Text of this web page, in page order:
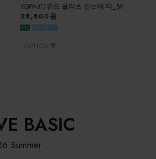
YQPAUT/쥬드 플리츠 민소매 티_BK
28,800원
OPTION
BASIC
Summer